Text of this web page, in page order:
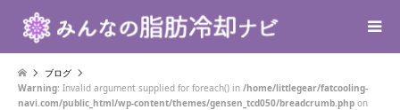
ブログ
Warning: Invalid argument supplied for foreach() in /home/littlegear/fatcooling-
navi.com/public_html/wp-content/themes/gensen_tcd050/breadcrumb.php on